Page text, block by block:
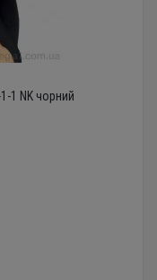
1 NK чорний